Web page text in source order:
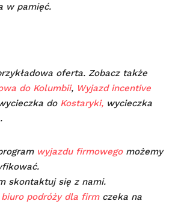
w pamięć.
oferta. Zobacz także
do Kolumbii, Wyjazd incentive
do Kostaryki, wycieczka
wyjazdu firmowegomożemy
skontaktuj się z nami.
biuro podróży dla firmczeka na